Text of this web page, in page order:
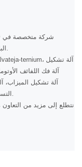
نتطلع إلى مزيد من